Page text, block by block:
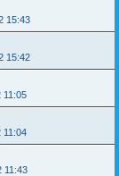
15:43
15:42
11:05
11:04
11:43